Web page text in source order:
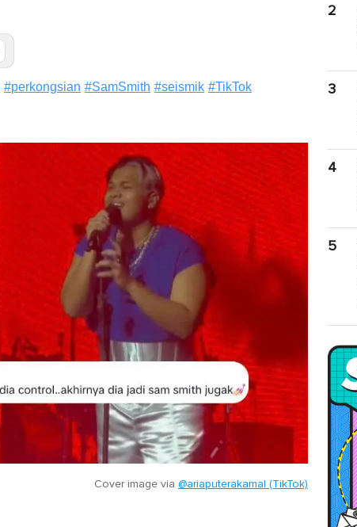
#perkongsian #SamSmith #seismik #TikTok
Cover image via @ariaputerakamal (TikTok)
2
3
4
5